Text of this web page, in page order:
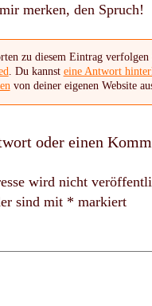
merken, den Spruch!
zu diesem Eintrag verfolgen
. Du kannst eine Antwort
von deiner eigenen Website
oder einen
wird nicht
sind mit * markiert